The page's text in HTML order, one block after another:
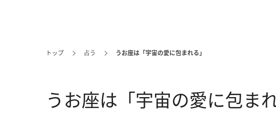
トップ 占う うお座は「宇宙の愛に包まれる」
うお座は「宇宙の愛に包まれ